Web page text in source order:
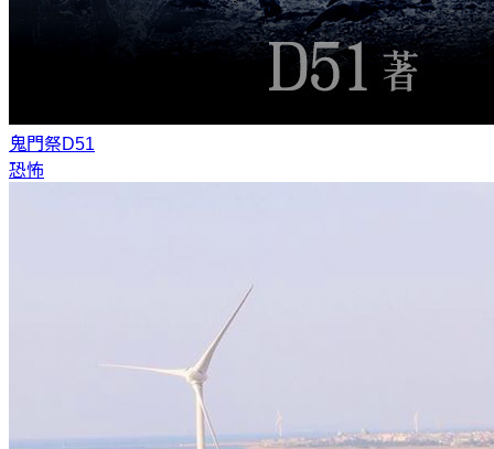
鬼門祭D51
恐怖